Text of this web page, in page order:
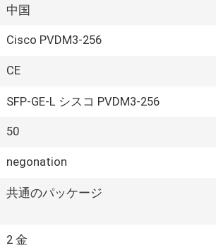
中国
Cisco PVDM3-256
CE
SFP-GE-L シスコ PVDM3-256
50
negonation
共通のパッケージ
2 金